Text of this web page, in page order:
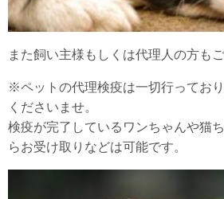
また飼い主様もしくは代理人の方も
※ペットの代理検疫は一切行ってお
くださいませ。
検疫が完了しているワンちゃんや猫
らお受け取りなどは可能です。